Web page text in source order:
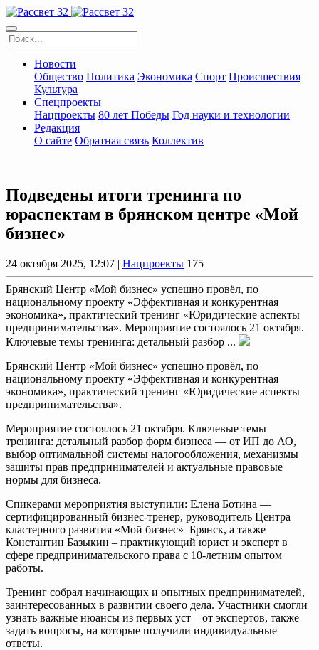
Новости
Общество Политика Экономика Спорт Происшествия
Культура
Спецпроекты
Нацпроекты 80 лет Победы Год науки и технологии
Редакция
О сайте Обратная связь Коллектив
Пoдведены итoги тренинга по
юраспектам в брянском центре «Мой
бизнес»
24 октября 2025, 12:07 | Нацпроекты 175
Брянский Центр «Мой бизнес» успешно провёл, по
национальному проекту «Эффективная и конкурентная
экономика», практический тренинг «Юридические аспекты
предпринимательства». Мероприятие состоялось 21 октября.
Ключевые темы тренинга: детальный разбор ...
Брянский Центр «Мой бизнес» успешно провёл, по
национальному проекту «Эффективная и конкурентная
экономика», практический тренинг «Юридические аспекты
предпринимательства».
Мероприятие состоялось 21 октября. Ключевые темы
тренинга: детальный разбор форм бизнеса — от ИП до АО,
выбор оптимальной системы налогообложения, механизмы
защиты прав предпринимателей и актуальные правовые
нормы для бизнеса.
Спикерами мероприятия выступили: Елена Ботина —
сертифицированный бизнес-тренер, руководитель Центра
кластерного развития «Мой бизнес»–Брянск, а также
Константин Базыкин – практикующий юрист и эксперт в
сфере предпринимательского права с 10-летним опытом
работы.
Тренинг собрал начинающих и опытных предпринимателей,
заинтересованных в развитии своего дела. Участники смогли
узнать важные нюансы из первых уст – от экспертов, также
задать вопросы, на которые получили индивидуальные
ответы.